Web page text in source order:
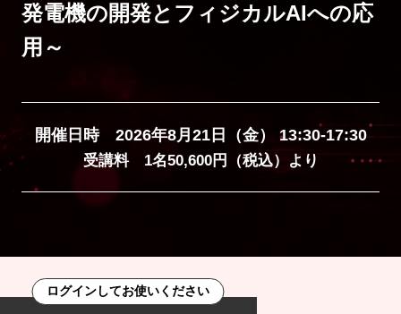
発電機の開発とフィジカルAIへの応
用～
開催日時 2026年8月21日（金） 13:30-17:30
受講料 1名50,600円（税込）より
ログインしてお使いください